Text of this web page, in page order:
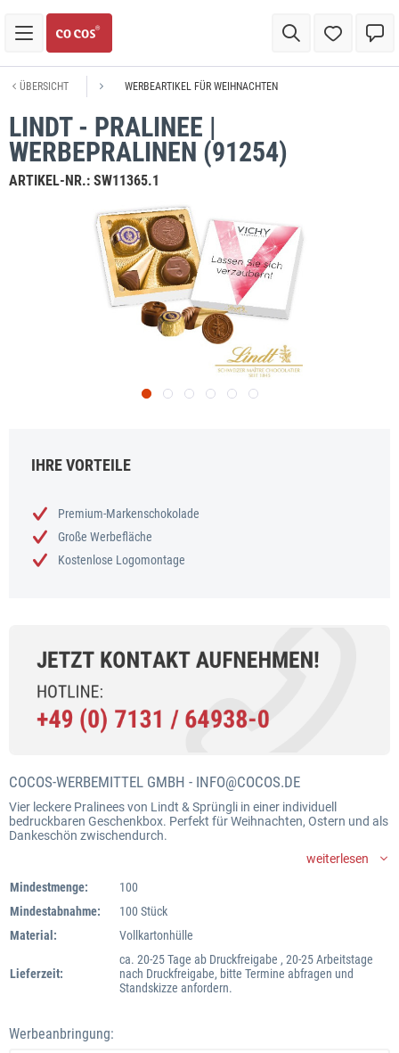
ÜBERSICHT WERBEARTIKEL FÜR WEIHNACHTEN
LINDT - PRALINEE |
WERBEPRALINEN (91254)
ARTIKEL-NR.: SW11365.1
IHRE VORTEILE
Premium-Markenschokolade
Große Werbefläche
Kostenlose Logomontage
COCOS-WERBEMITTEL GMBH - INFO@COCOS.DE
Vier leckere Pralinees von Lindt & Sprüngli in einer individuell
bedruckbaren Geschenkbox. Perfekt für Weihnachten, Ostern und als
Dankeschön zwischendurch.
weiterlesen
Mindestmenge:
100
Mindestabnahme:
100 Stück
Material:
Vollkartonhülle
Lieferzeit:
ca. 20-25 Tage ab Druckfreigabe , 20-25 Arbeitstage
nach Druckfreigabe, bitte Termine abfragen und
Standskizze anfordern.
Werbeanbringung: